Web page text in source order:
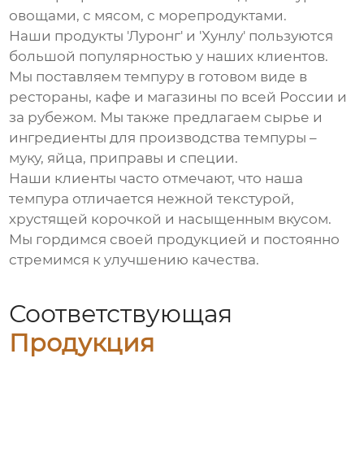
овощами, с мясом, с морепродуктами.
Наши продукты 'Луронг' и 'Хунлу' пользуются
большой популярностью у наших клиентов.
Мы поставляемтемпуру в готовом виде в
рестораны, кафе и магазины по всей России и
за рубежом. Мы также предлагаем сырье и
ингредиенты для производстватемпуры –
муку, яйца, приправы и специи.
Наши клиенты часто отмечают, что наша
темпура отличается нежной текстурой,
хрустящей корочкой и насыщенным вкусом.
Мы гордимся своей продукцией и постоянно
стремимся к улучшению качества.
Соответствующая
Продукция